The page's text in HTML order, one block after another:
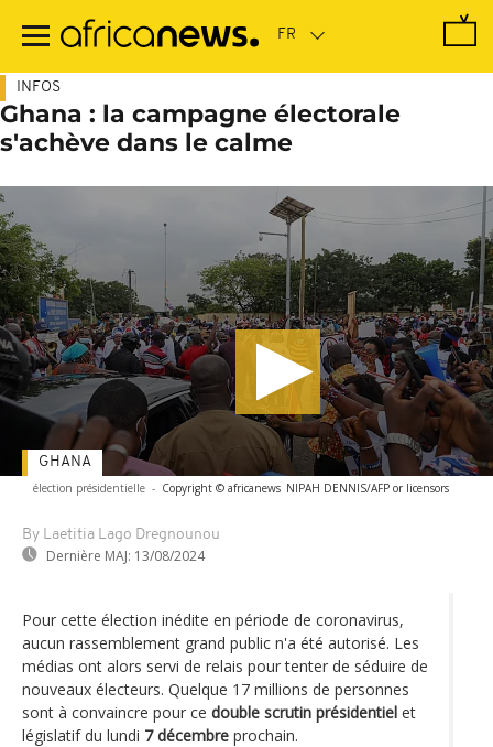
contenu
INFOS
Ghana : la campagne électorale
s'achève dans le calme
élection présidentielle - Copyright © africanews NIPAH DENNIS/AFP or licensors
By Laetitia Lago Dregnounou
Dernière MAJ: 13/08/2024
GHANA
Pour cette élection inédite en période de coronavirus,
aucun rassemblement grand public n'a été autorisé. Les
médias ont alors servi de relais pour tenter de séduire de
nouveaux électeurs. Quelque 17 millions de personnes
sont à convaincre pour ce double scrutin présidentiel et
législatif du lundi 7 décembre prochain.